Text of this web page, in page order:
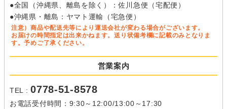
●全国（沖縄県、離島を除く）：佐川急便（宅配便）
●沖縄県・離島：ヤマト運輸（宅急便）
注意）商品や配送先等により運送会社が変わる場合がございます。
お届けの時間指定は出来かねます。送り状備考欄に記載のみとなりま
す。予めご了承ください。
営業案内
TEL :0778-51-8578
お電話受付時間：9:30～12:00/13:00～17:30